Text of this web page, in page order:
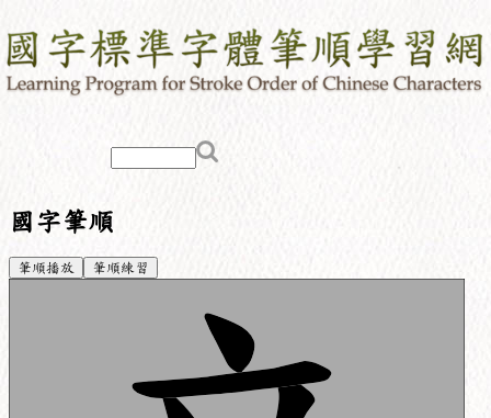
國字筆順
筆順播放 筆順練習